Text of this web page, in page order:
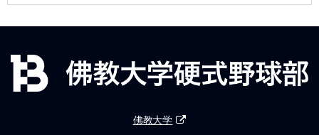
佛教大学